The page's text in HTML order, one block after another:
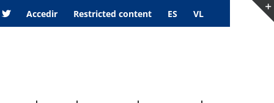
Accedir Restricted content ES VL